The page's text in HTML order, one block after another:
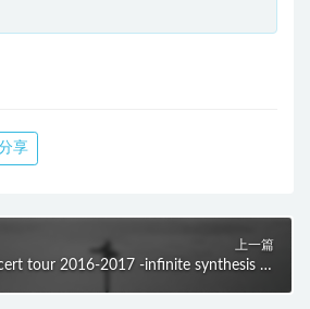
享
上一篇
tour 2016-2017 -infinite synthesis 3-